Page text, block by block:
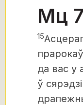
Мц
15
да вас у
ў